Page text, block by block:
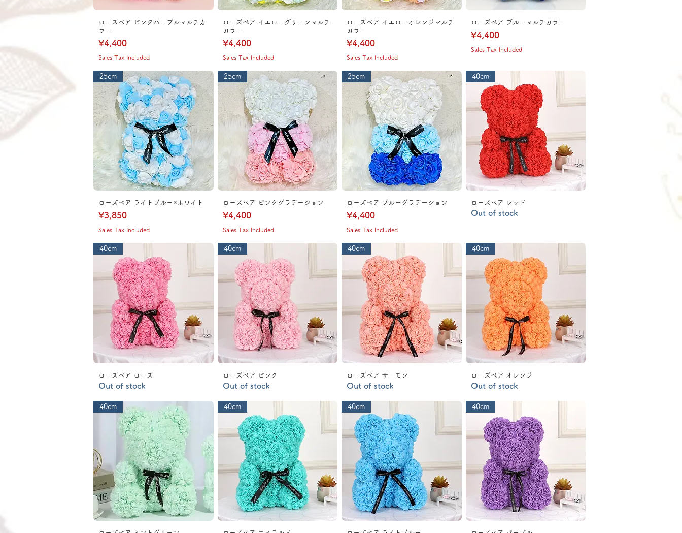
ローズベア ピンクパープルマルチカ
ラー
Price
¥4,400
Sales Tax Included
ローズベア イエローグリーンマルチ
カラー
Price
¥4,400
Sales Tax Included
ローズベア イエローオレンジマルチ
カラー
Price
¥4,400
Sales Tax Included
ローズベア ブルーマルチカラー
Price
¥4,400
Sales Tax Included
25cm
ローズベア ライトブルー×ホワイト
Price
¥3,850
Sales Tax Included
25cm
ローズベア ピンクグラデーション
Price
¥4,400
Sales Tax Included
25cm
ローズベア ブルーグラデーション
Price
¥4,400
Sales Tax Included
40cm
ローズベア レッド
Out of stock
40cm
ローズベア ローズ
Out of stock
40cm
ローズベア ピンク
Out of stock
40cm
ローズベア サーモン
Out of stock
40cm
ローズベア オレンジ
Out of stock
40cm 40cm 40cm 40cm